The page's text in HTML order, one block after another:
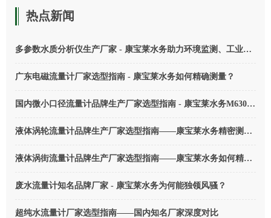
热点新闻
多参数水质分析仪生产厂家 - 康宝莱水务助力环境监测、工业污水排放计量
广东电磁流量计厂家选型指南 - 康宝莱水务如何精确测量？
国内微小口径流量计品牌生产厂家选型指南 - 康宝莱水务M6300系列微小口径流量计
液体涡轮流量计品牌生产厂家选型指南——康宝莱水务精密测量的秘密
液体涡街流量计品牌生产厂家选型指南——康宝莱水务如何精确测量？
废水流量计知名品牌厂家 - 康宝莱水务为何能独领风骚？
超纯水流量计厂家选型指南——国内知名厂家深度对比